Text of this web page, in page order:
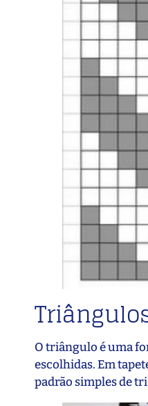
O triângulo é uma
escolhidas. Em
padrão simples de